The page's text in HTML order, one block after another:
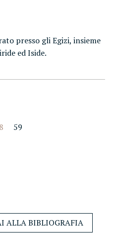
presso gli Egizi, insieme
ed Iside.
59
ALLA BIBLIOGRAFIA